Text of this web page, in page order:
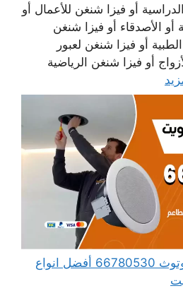
أو فيزا شنغن للأعمال أو
أو الأصدقاء أو فيزا شنغن
أو فيزا شنغن لعبور
أو فيزا شنغن الرياضية
فني سماعات سقف بلوتوث 66780530 أفضل انواع